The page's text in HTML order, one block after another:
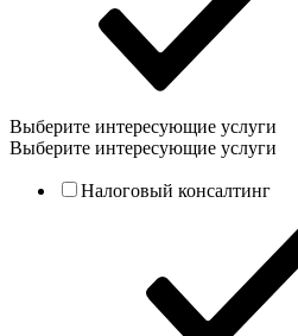
Выберите интересующие услуги
Выберите интересующие услуги
Налоговый консалтинг